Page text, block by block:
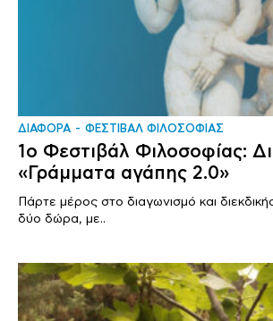
ΔΙΑΦΟΡΑ ΦΕΣΤΙΒΑΛ ΦΙΛΟΣΟΦΙΑΣ
1o Φεστιβάλ Φιλοσοφίας:
«Γράμματα αγάπης 2.0»
Πάρτε μέρος στο διαγωνισμό και
δύο δώρα, με..